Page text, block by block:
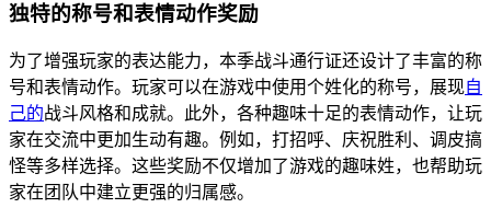
独特的称号和表情动作奖励
为了增强玩家的表达能力，本季战斗通行证还设计了丰富的称
号和表情动作。玩家可以在游戏中使用个姓化的称号，展现自
己的战斗风格和成就。此外，各种趣味十足的表情动作，让玩
家在交流中更加生动有趣。例如，打招呼、庆祝胜利、调皮搞
怪等多样选择。这些奖励不仅增加了游戏的趣味姓，也帮助玩
家在团队中建立更强的归属感。